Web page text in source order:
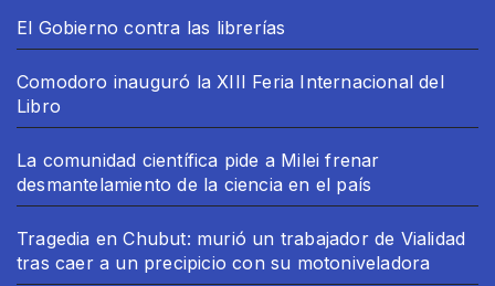
El Gobierno contra las librerías
Comodoro inauguró la XIII Feria Internacional del
Libro
La comunidad científica pide a Milei frenar
desmantelamiento de la ciencia en el país
Tragedia en Chubut: murió un trabajador de Vialidad
tras caer a un precipicio con su motoniveladora